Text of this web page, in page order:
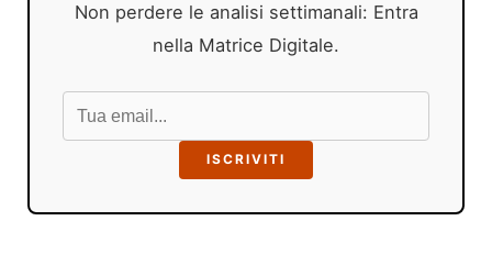
Non perdere le analisi settimanali: Entra
nella Matrice Digitale.
ISCRIVITI